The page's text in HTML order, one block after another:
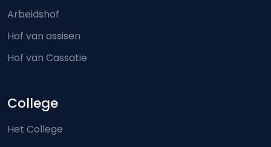
Arbeidshof
Hof van assisen
Hof van Cassatie
College
Het College